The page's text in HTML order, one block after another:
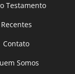
Testamento
Recentes
Contato
Somos